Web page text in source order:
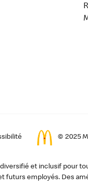
© 2025
et inclusif pour
futurs employés. Des